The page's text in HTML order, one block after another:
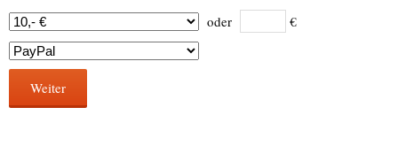
oder €
Weiter